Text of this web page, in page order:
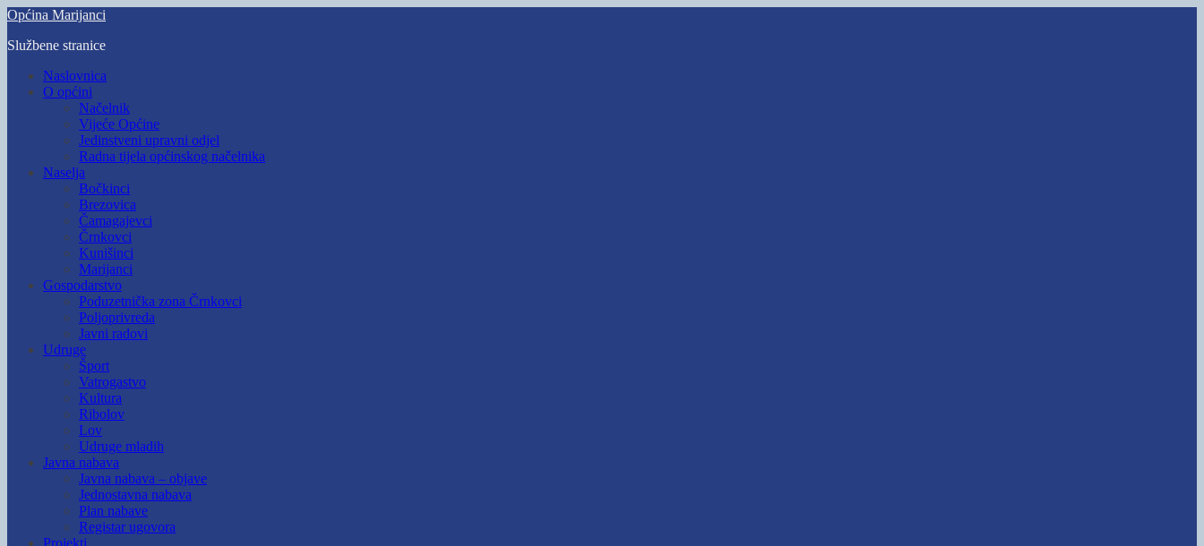
Skip
main
Općina Marijanci
Službene stranice
Toggle
mobile
Naslovnica
O općini
Načelnik
Vijeće Općine
Jedinstveni upravni odjel
Radna tijela općinskog načelnika
Naselja
Bočkinci
Brezovica
Čamagajevci
Črnkovci
Kunišinci
Marijanci
Gospodarstvo
Poduzetnička zona Črnkovci
Poljoprivreda
Javni radovi
Udruge
Šport
Vatrogastvo
Kultura
Ribolov
Lov
Udruge mladih
Javna nabava
Javna nabava – objave
Jednostavna nabava
Plan nabave
Registar ugovora
Projekti